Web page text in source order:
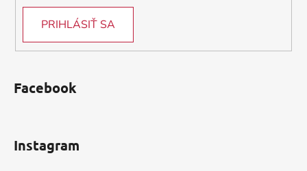
PRIHLÁSIŤ SA
Facebook
Instagram